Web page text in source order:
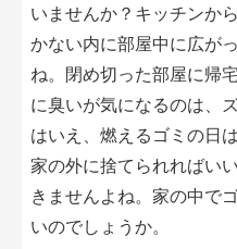
いませんか？キッチンか
かない内に部屋中に広が
ね。閉め切った部屋に帰
に臭いが気になるのは、
はいえ、燃えるゴミの日
家の外に捨てられればい
きませんよね。家の中で
いのでしょうか。